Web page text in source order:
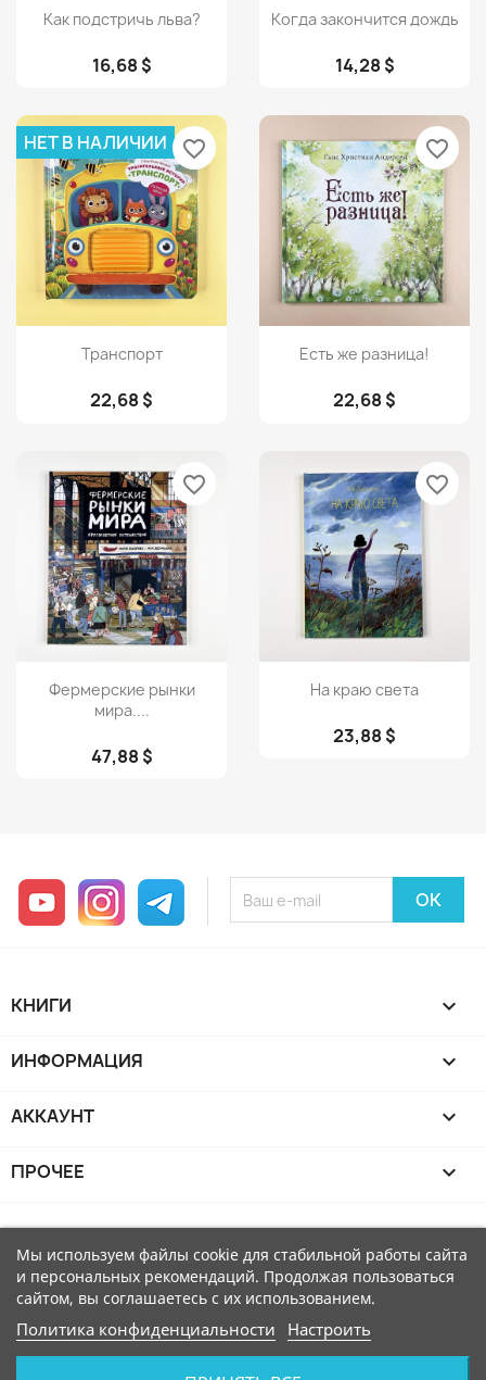
Просмотр
Как подстричь льва?
16,68 $
Просмотр
Когда закончится дождь
14,28 $
Просмотр
Транспорт
22,68 $
НЕТ В НАЛИЧИИ favorite_border
 Просмотр
Есть же разница!
22,68 $
favorite_border
Просмотр
Фермерские рынки
мира....
47,88 $
favorite_border
Просмотр
На краю света
23,88 $
favorite_border
YouTube InstagramTelegram
КНИГИ 
ИНФОРМАЦИЯ 
АККАУНТ 
ПРОЧЕЕ 
Мы используем файлы cookie для стабильной работы сайта
и персональных рекомендаций. Продолжая пользоваться
сайтом, вы соглашаетесь с их использованием.
Политика конфиденциальности Настроить